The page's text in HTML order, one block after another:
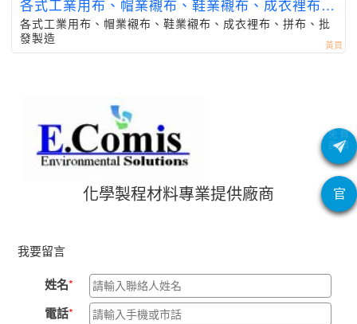
各式工業用布、帽業襯布、鞋業襯布、成衣裡布、
拼布
各式工業用布、帽業襯布、鞋業襯布、成衣裡布、拼布、批
發製造
化學製程材料專業提供廠商
我要留言
姓名
電話
官